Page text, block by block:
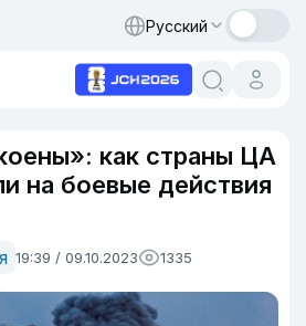
Русский
как страны ЦА
на боевые действия
19:39 / 09.10.2023 1335